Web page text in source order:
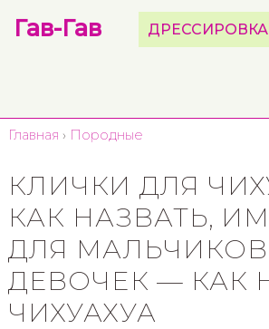
Гав-Гав ДРЕССИРОВКА
Главная › Породные
КЛИЧКИ ДЛЯ
КАК НАЗВАТЬ,
ДЛЯ
ДЕВОЧЕК — КАК
ЧИХУАХУА